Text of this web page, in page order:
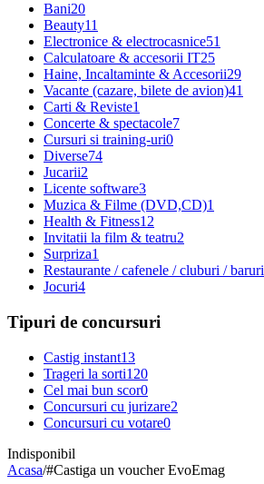
Bani20
Beauty11
Electronice & electrocasnice51
Calculatoare & accesorii IT25
Haine, Incaltaminte & Accesorii29
Vacante (cazare, bilete de avion)41
Carti & Reviste1
Concerte & spectacole7
Cursuri si training-uri0
Diverse74
Jucarii2
Licente software3
Muzica & Filme (DVD,CD)1
Health & Fitness12
Invitatii la film & teatru2
Surpriza1
Restaurante / cafenele / cluburi / baruri
Jocuri4
Tipuri de concursuri
Castig instant13
Trageri la sorti120
Cel mai bun scor0
Concursuri cu jurizare2
Concursuri cu votare0
Indisponibil
Acasa/#Castiga un voucher EvoEmag